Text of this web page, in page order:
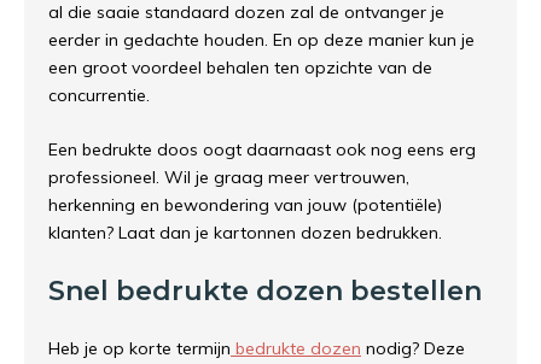
al die saaie standaard dozen zal de ontvanger je
eerder in gedachte houden. En op deze manier kun je
een groot voordeel behalen ten opzichte van de
concurrentie.
Een bedrukte doos oogt daarnaast ook nog eens erg
professioneel. Wil je graag meer vertrouwen,
herkenning en bewondering van jouw (potentiële)
klanten? Laat dan je kartonnen dozen bedrukken.
Snel bedrukte dozen bestellen
Heb je op korte termijn bedrukte dozen nodig? Deze